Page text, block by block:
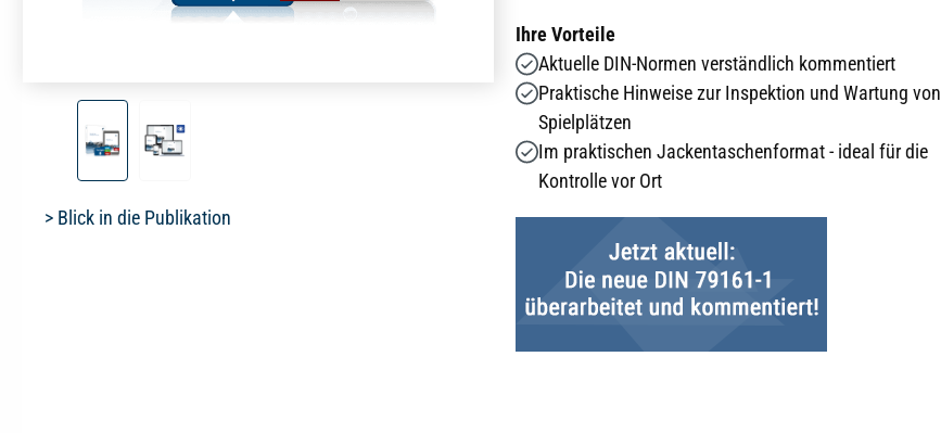
> Blick in die Publikation
Ihre Vorteile
Aktuelle DIN-Normen verständlich kommentiert
Praktische Hinweise zur Inspektion und Wartung von
Spielplätzen
Im praktischen Jackentaschenformat - ideal für die
Kontrolle vor Ort